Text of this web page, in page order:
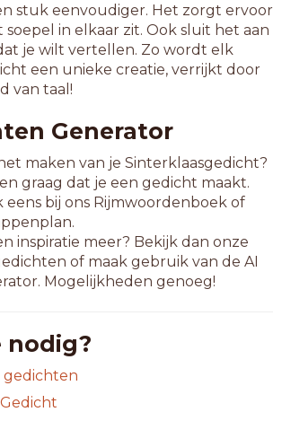
stuk eenvoudiger. Het zorgt ervoor
in elkaar zit. Ook sluit het aan
je wilt vertellen. Zo wordt elk
een unieke creatie, verrijkt door
van taal!
Generator
maken van je Sinterklaasgedicht?
graag dat je een gedicht maakt.
eens bij ons Rijmwoordenboek of
inspiratie meer? Bekijk dan onze
of maak gebruik van de AI
Mogelijkheden genoeg!
nodig?
gedichten